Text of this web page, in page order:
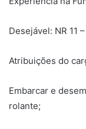
Desejável: NR 11
Atribuições do
Embarcar e
rolante;